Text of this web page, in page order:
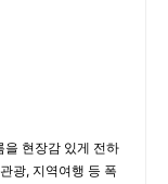
을 현장감 있게 전하
광, 지역여행 등 폭